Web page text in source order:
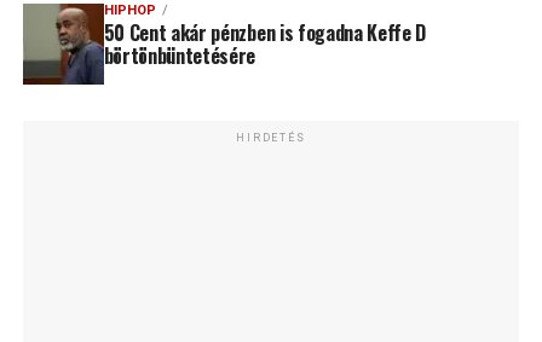
HIPHOP
50 Cent akár pénzben is fogadna Keffe D
börtönbüntetésére
HIRDETÉS